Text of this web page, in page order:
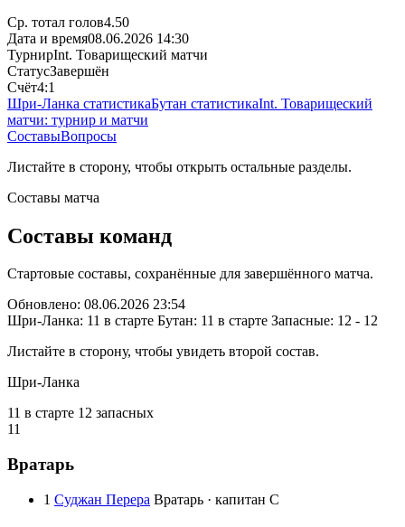
Ср. тотал голов4.50
Дата и время08.06.2026 14:30
ТурнирInt. Товарищеский матчи
СтатусЗавершён
Счёт4:1
Шри-Ланка статистикаБутан статистикаInt. Товарищеский
матчи: турнир и матчи
СоставыВопросы
Листайте в сторону, чтобы открыть остальные разделы.
Составы матча
Составы команд
Стартовые составы, сохранённые для завершённого матча.
Обновлено: 08.06.2026 23:54
Шри-Ланка: 11 в старте Бутан: 11 в старте Запасные: 12 - 12
Листайте в сторону, чтобы увидеть второй состав.
Шри-Ланка
11 в старте 12 запасных
11
Вратарь
1 Суджан Перера Вратарь · капитан C